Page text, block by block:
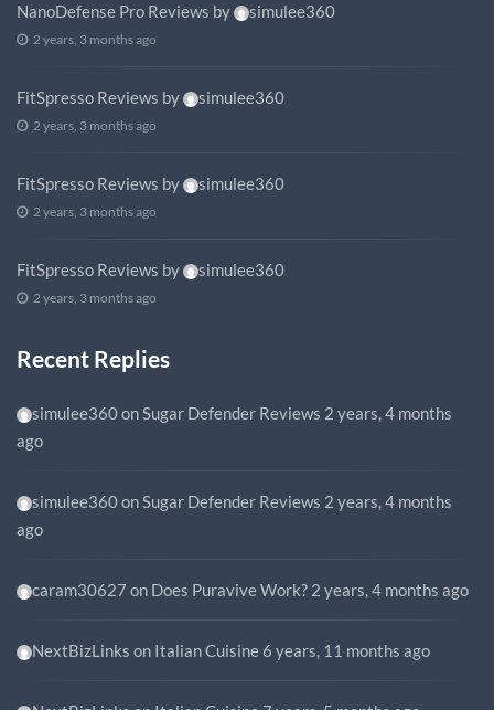
NanoDefense Pro Reviews by simulee360
2 years, 3 months ago
FitSpresso Reviews by simulee360
2 years, 3 months ago
FitSpresso Reviews by simulee360
2 years, 3 months ago
FitSpresso Reviews by simulee360
2 years, 3 months ago
Recent Replies
simulee360on Sugar Defender Reviews 2 years, 4 months
ago
simulee360on Sugar Defender Reviews 2 years, 4 months
ago
caram30627 on Does Puravive Work? 2 years, 4 months ago
NextBizLinks on Italian Cuisine 6 years, 11 months ago